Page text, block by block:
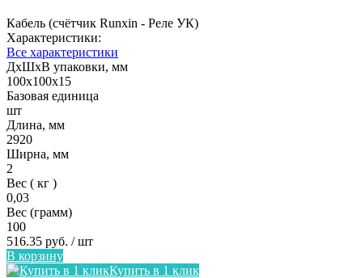
Кабель (счётчик Runxin - Реле УК)
Характеристики:
Все характеристики
ДxШxВ упаковки, мм
100x100x15
Базовая единица
шт
Длина, мм
2920
Ширна, мм
2
Вес ( кг )
0,03
Вес (грамм)
100
516.35 руб. / шт
В корзину
Купить в 1 клик